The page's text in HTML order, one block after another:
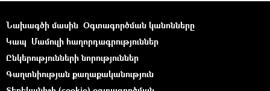
Նախագծի մասին Օգտագործման կանոնները
Կապ Մամուլի հաղորդագրություններ
Ընկերությունների նորություններ
Գաղտնիության քաղաքականություն